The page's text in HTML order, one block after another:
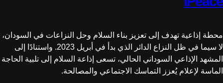
محطة إذاعية تهدف إلى تعزيز بناء السلام وحل النزاعات في السودان،
لا سيما في ظل النزاع الدائر الذي بدأ في أبريل 2023. واستنادًا إلى
المشهد الإذاعي السوداني الحالي، تسعى إذاعة السلام إلى تلبية الحاجة
الماسة لإعلام يُعزز التماسك الاجتماعي والمصالحة.